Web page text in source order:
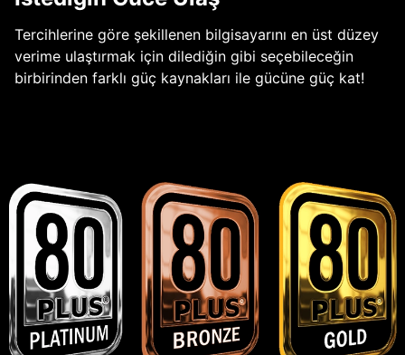
Tercihlerine göre şekillenen bilgisayarını en üst düzey
verime ulaştırmak için dilediğin gibi seçebileceğin
birbirinden farklı güç kaynakları ile gücüne güç kat!